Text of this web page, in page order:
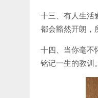
十三、有人生活
都会豁然开朗，
十四、当你毫不
铭记一生的教训。